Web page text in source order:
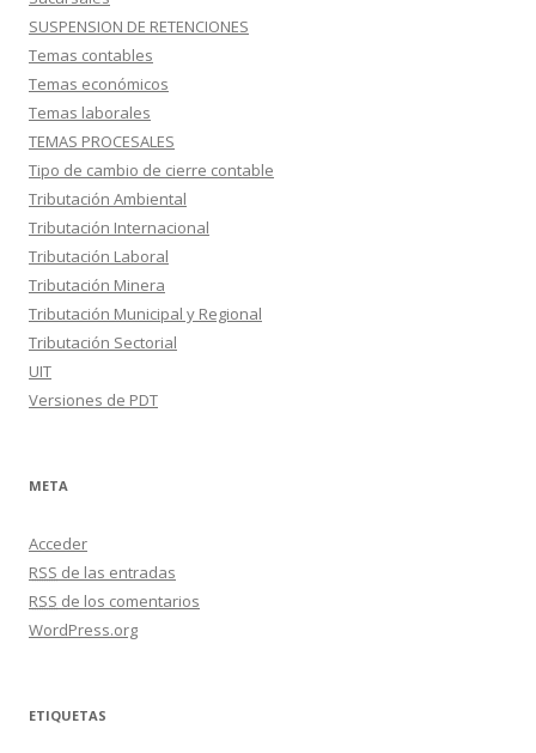
SUSPENSION DE RETENCIONES
Temas contables
Temas económicos
Temas laborales
TEMAS PROCESALES
Tipo de cambio de cierre contable
Tributación Ambiental
Tributación Internacional
Tributación Laboral
Tributación Minera
Tributación Municipal y Regional
Tributación Sectorial
UIT
Versiones de PDT
META
Acceder
RSS de las entradas
RSS de los comentarios
WordPress.org
ETIQUETAS